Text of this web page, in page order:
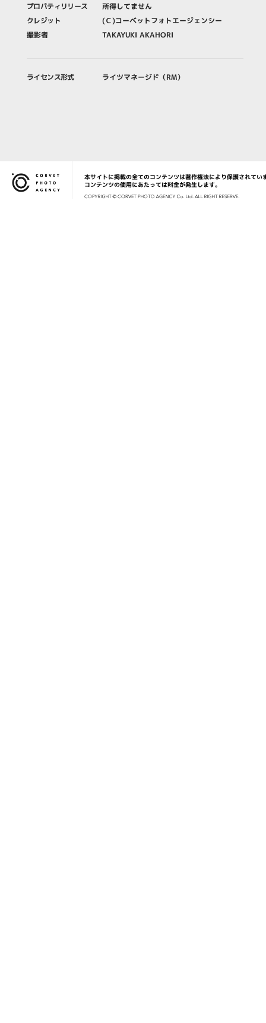
プロパティリリース
所得してません
クレジット
(Ｃ)コーベットフォトエージェンシー
撮影者
TAKAYUKI AKAHORI
ライセンス形式 ライツマネージド（RM）
Corvet Photo Agency
本サイトに掲載の全てのコンテンツは著作権法により保護されてい
コンテンツの使用にあたっては料金が発生します。